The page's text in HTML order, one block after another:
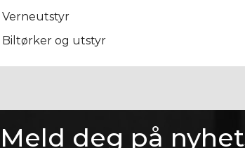
Verneutstyr
Biltørker og utstyr
Meld deg på